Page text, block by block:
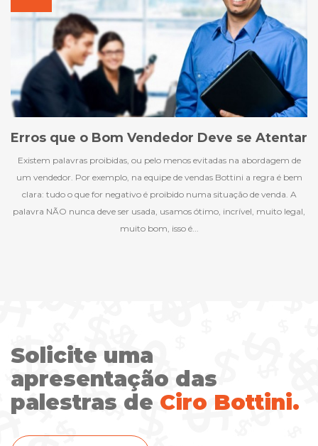
Erros que o Bom Vendedor Deve se Atentar
Existem palavras proibidas, ou pelo menos evitadas na abordagem de
um vendedor. Por exemplo, na equipe de vendas Bottini a regra é bem
clara: tudo o que for negativo é proibido numa situação de venda. A
palavra NÃO nunca deve ser usada, usamos ótimo, incrível, muito legal,
muito bom, isso é...
Solicite uma
apresentação das
palestras de Ciro Bottini.